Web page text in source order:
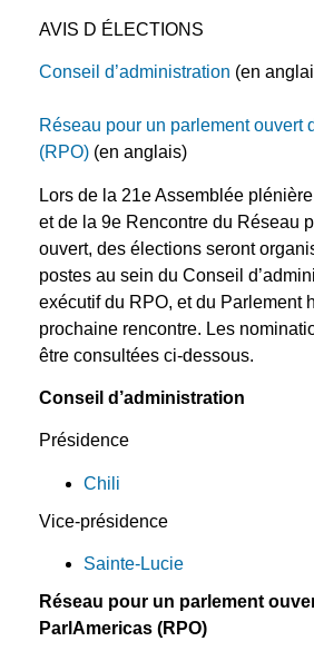
AVIS D ÉLECTIONS
Conseil d’administration (en
Réseau pour un parlement ouvert
(RPO) (en anglais)
Lors de la 21e Assemblée
et de la 9e Rencontre du Réseau
ouvert, des élections seront
postes au sein du Conseil
exécutif du RPO, et du Parlement
prochaine rencontre. Les
être consultées ci-dessous.
Conseil d’administration
Présidence
Chili
Vice-présidence
Sainte-Lucie
Réseau pour un parlement
ParlAmericas (RPO)